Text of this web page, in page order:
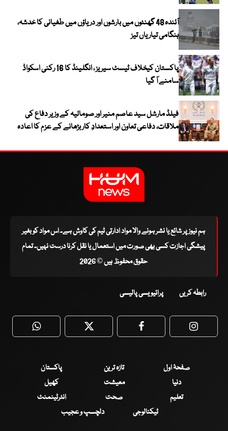
آئندہ 48 گھنٹوں میں بارشوں اور دریاؤں میں طغیانی کا خدشہ،
ہنگامی تیاریاں تیز
پاکستان کیخلاف ٹیسٹ سیریز ، انگلینڈ کا 16 رکنی اسکواڈ
سامنے آ گیا
فیلڈ مارشل سید عاصم منیر اور صومالیہ کے وزیر دفاع کی
ملاقات، دفاعی تعاون اور استعدادِ کار بڑھانے کے عزم کا اعادہ
ہم نیوز پر شائع یا نشر ہونے والا مواد ادارتی ٹیم کی کاوش ہے۔ اس مواد کو بغیر
پیشگی اجازت کسی بھی صورت میں استعمال یا نقل کرنا درست نہیں۔ تمام
حقوق محفوظ ہیں © 2026
رابطہ کریں پرائیویسی پالیسی
WhatsApp Twitter Facebook
صفحۂ اول تازہ ترین
پاکستان
دنیا
معیشت
کھیل
تعلیم
صحت
انٹرٹینمنٹ
ٹیکنالوجی
دلچسپ و عجیب